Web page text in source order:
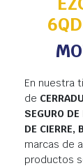
En nuestra
de
SEGURO
DE CIERRE,
marcas de
productos